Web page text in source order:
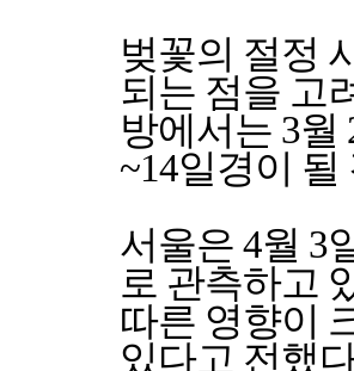
벚꽃의 절정
되는 점을 고
방에서는 3월
~14일경이
서울은 4월 3
로 관측하고
따른 영향이
있다고 전했